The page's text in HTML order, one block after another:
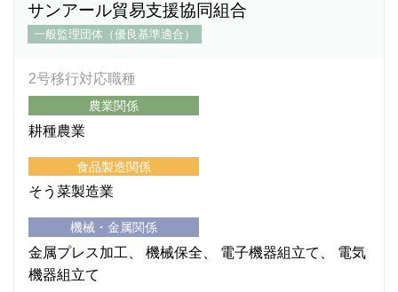
サンアール貿易支援協同組合
一般監理団体（優良基準適合）
2号移行対応職種
農業関係
耕種農業
食品製造関係
そう菜製造業
機械・金属関係
金属プレス加工 機械保全 電子機器組立て
電気
機器組立て